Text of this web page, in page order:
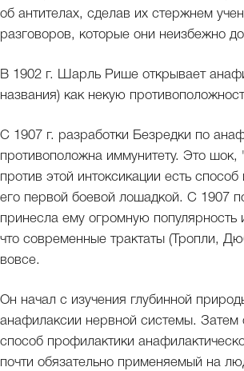
об антителах, сделав их стержнем
разговоров, которые они неизбежно
В 1902 г. Шарль Рише открывает
названия) как некую
С 1907 г. разработки Безредки по
противоположна иммунитету. Это
против этой интоксикации есть
его первой боевой лошадкой. С 1907
принесла ему огромную
что современные трактаты (Тропли,
вовсе.
Он начал с изучения глубинной
анафилаксии нервной системы. Затем
способ профилактики
почти обязательно применяемый на